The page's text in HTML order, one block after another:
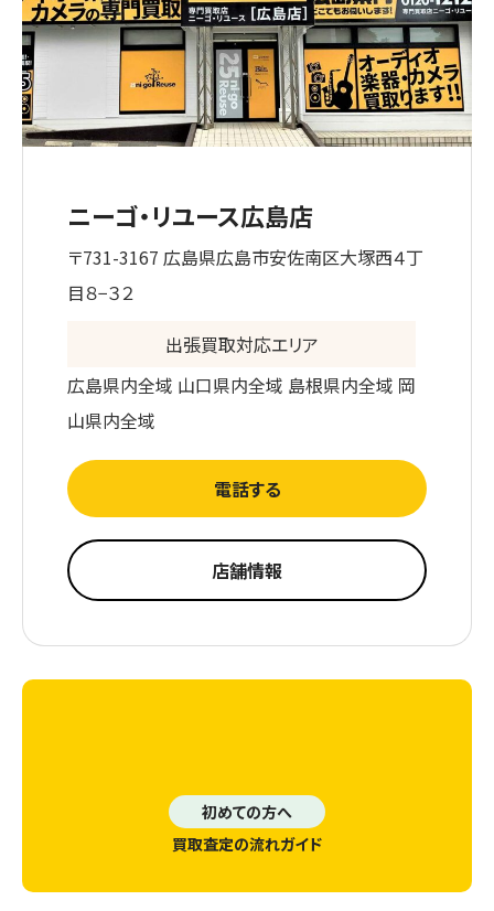
ニーゴ・リユース広島店
〒731-3167 広島県広島市安佐南区大塚西４丁
目８−３２
出張買取対応エリア
広島県内全域 山口県内全域 島根県内全域 岡
山県内全域
電話する
店舗情報
初めての方へ
買取査定の流れガイド